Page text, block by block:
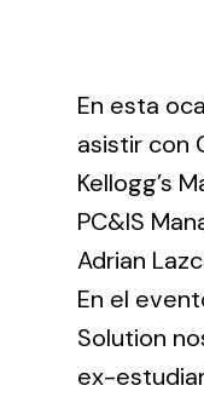
En esta
asistir con
Kellogg’s
PC&IS
Adrian
En el
Solution
ex-